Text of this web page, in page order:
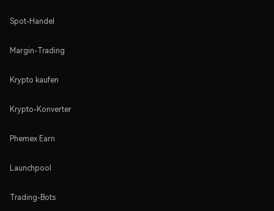
Spot-Handel
Margin-Trading
Krypto kaufen
Krypto-Konverter
Phemex Earn
Launchpool
Trading-Bots